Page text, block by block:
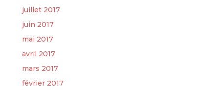
juillet 2017
juin 2017
mai 2017
avril 2017
mars 2017
février 2017